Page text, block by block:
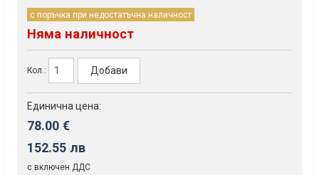
с поръчка при недостатъчна наличност
Няма наличност
Кол.: Добави
Единична цена:
78.00 €
152.55 лв
с включен ДДС